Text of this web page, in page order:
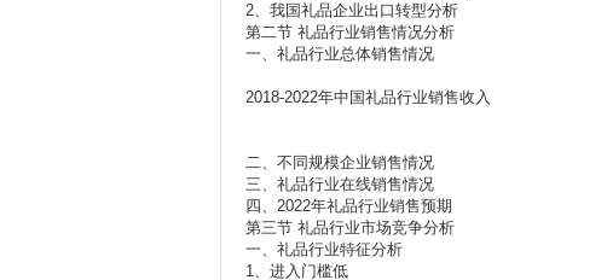
2、我国礼品企业出口转型分析
第二节 礼品行业销售情况分析
一、礼品行业总体销售情况
2018-2022年中国礼品行业销售收入
二、不同规模企业销售情况
三、礼品行业在线销售情况
四、2022年礼品行业销售预期
第三节 礼品行业市场竞争分析
一、礼品行业特征分析
1、进入门槛低